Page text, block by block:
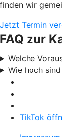
finden wir
Jetzt Termin
FAQ zur
Welche
Wie hoch
TikTok